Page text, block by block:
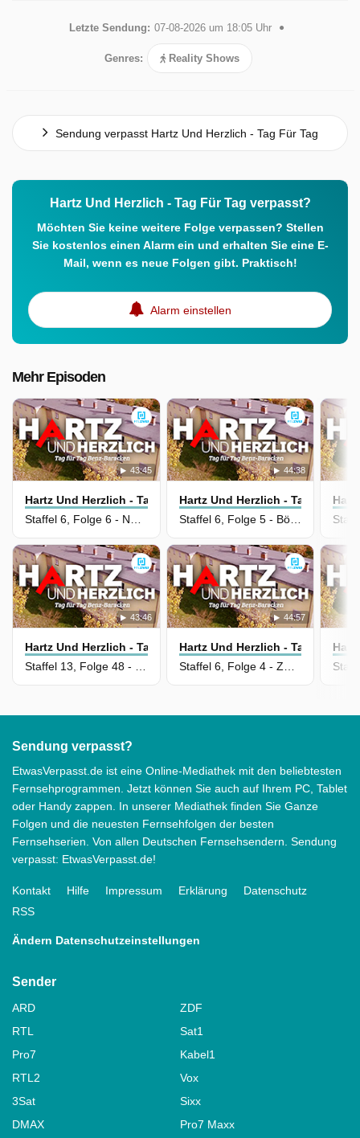
Letzte Sendung: 07-08-2026 um 18:05 Uhr
Genres: Reality Shows
Sendung verpasst Hartz Und Herzlich - Tag Für Tag
Hartz Und Herzlich - Tag Für Tag verpasst?
Möchten Sie keine weitere Folge verpassen? Stellen
Sie kostenlos einen Alarm ein und erhalten Sie eine E-
Mail, wenn es neue Folgen gibt. Praktisch!
Alarm einstellen
Mehr Episoden
43:45
Hartz Und Herzlich - Tag Für Tag
Staffel 6, Folge 6 - Neues Gesicht
44:38
Hartz Und Herzlich - Tag Für Tag
Staffel 6, Folge 5 - Böse Stimmen
43:46
Hartz Und Herzlich - Tag Für Tag
44:57
Hartz Und Herzlich - Tag Für Tag
Sendung verpasst?
EtwasVerpasst.de ist eine Online-Mediathek mit den beliebtesten
Fernsehprogrammen. Jetzt können Sie auch auf Ihrem PC, Tablet
oder Handy zappen. In unserer Mediathek finden Sie Ganze
Folgen und die neuesten Fernsehfolgen der besten
Fernsehserien. Von allen Deutschen Fernsehsendern. Sendung
verpasst: EtwasVerpasst.de!
Kontakt Hilfe Impressum Erklärung
Datenschutz
RSS
Ändern Datenschutzeinstellungen
Sender
ARD
ZDF
RTL
Sat1
Pro7
Kabel1
RTL2
Vox
3Sat
Sixx
DMAX
Pro7 Maxx